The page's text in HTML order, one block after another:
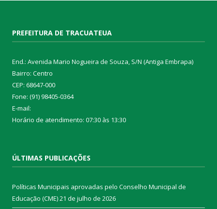
PREFEITURA DE TRACUATEUA
End.: Avenida Mario Nogueira de Souza, S/N (Antiga Embrapa)
Bairro: Centro
CEP: 68647-000
Fone: (91) 98405-0364
E-mail:
Horário de atendimento: 07:30 às 13:30
ÚLTIMAS PUBLICAÇÕES
Políticas Municipais aprovadas pelo Conselho Municipal de
Educação (CME)21 de julho de 2026